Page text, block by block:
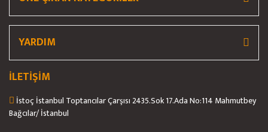
YARDIM
İLETİŞİM
İstoç İstanbul Toptancılar Çarşısı 2435.Sok 17.Ada No:114 Mahmutbey
Bağcılar/ İstanbul